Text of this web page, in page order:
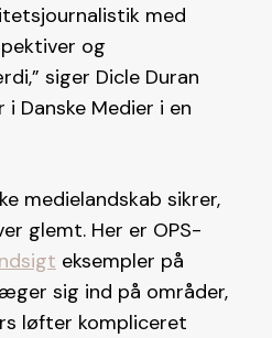
med
og
siger Dicle Duran
i Danske Medier i en
medielandskab sikrer,
glemt. Her er OPS-
eksempler på
sig ind på områder,
løfter kompliceret